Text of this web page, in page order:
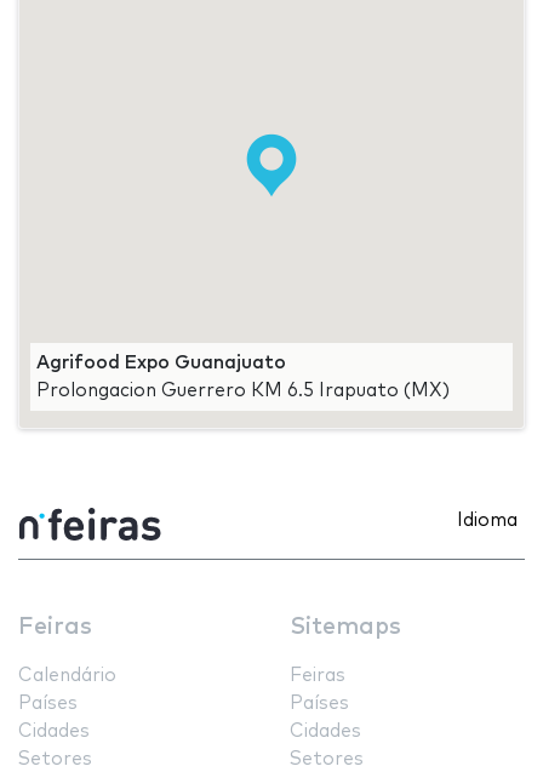
Agrifood Expo Guanajuato
Prolongacion Guerrero KM 6.5 Irapuato (MX)
Idioma
Feiras
Calendário
Países
Cidades
Setores
Sitemaps
Feiras
Países
Cidades
Setores